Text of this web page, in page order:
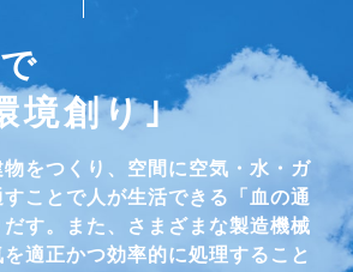
境創り｣
をつくり、空間に空気・水・ガ
ことで人が生活できる「血の通
す。また、さまざまな製造機械
適正かつ効率的に処理すること